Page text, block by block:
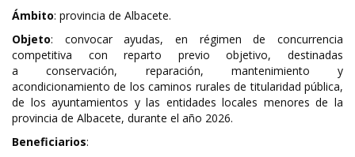
Ámbito: provincia de Albacete.
Objeto: convocar ayudas, en régimen de concurrencia
competitiva con reparto previo objetivo, destinadas
a conservación, reparación, mantenimiento y
acondicionamiento de los caminos rurales de titularidad pública,
de los ayuntamientos y las entidades locales menores de la
provincia de Albacete, durante el año 2026.
Beneficiarios: